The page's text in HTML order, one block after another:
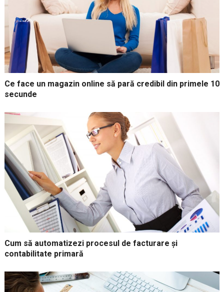
Ce face un magazin online să pară credibil din primele 10
secunde
Cum să automatizezi procesul de facturare și
contabilitate primară